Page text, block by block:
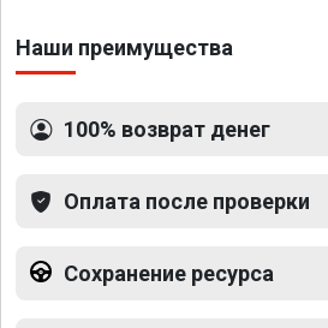
Наши преимущества
100% возврат денег
Оплата после проверки
Сохранение ресурса